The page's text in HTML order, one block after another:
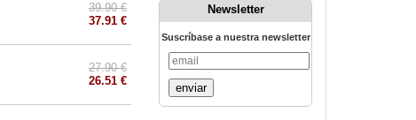
39.90 €
37.91 €
27.90 €
26.51 €
Newsletter
Suscríbase a nuestra newsletter
enviar